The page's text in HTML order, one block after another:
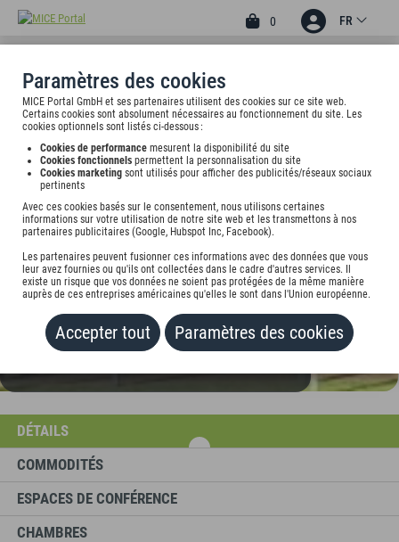
Paramètres des cookies
MICE Portal GmbH et ses partenaires utilisent des cookies sur ce site web.
Certains cookies sont absolument nécessaires au fonctionnement du site. Les
cookies optionnels sont listés ci-dessous :
Cookies de performance mesurent la disponibilité du site
Cookies fonctionnels permettent la personnalisation du site
Cookies marketing sont utilisés pour afficher des publicités/réseaux sociaux
pertinents
Avec ces cookies basés sur le consentement, nous utilisons certaines
informations sur votre utilisation de notre site web et les transmettons à nos
partenaires publicitaires (Google, Hubspot Inc, Facebook).
Les partenaires peuvent fusionner ces informations avec des données que vous
leur avez fournies ou qu'ils ont collectées dans le cadre d'autres services. Il
existe un risque que vos données ne soient pas protégées de la même manière
auprès de ces entreprises américaines qu'elles le sont dans l'Union européenne.
Accepter tout Paramètres des cookies
0 FR
3
HOTEL BÖLL
Altenessener Str. 311, 45326 Essen, undefined
AJOUTER AU
PORTEFEUILLE
DÉTAILS
COMMODITÉS
ESPACES DE CONFÉRENCE
CHAMBRES